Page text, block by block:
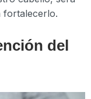
fortalecerlo.
del